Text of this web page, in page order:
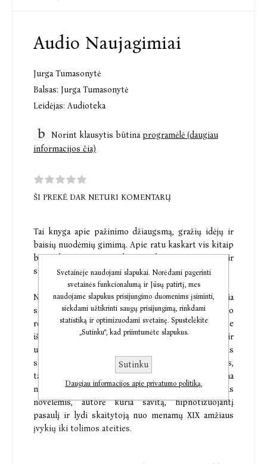
Audio Naujagimiai
Jurga Tumasonytė
Balsas: Jurga Tumasonytė
Leidėjas: Audioteka
Norint klausytis būtinaprogramėlė (daugiau
informacijos čia)
ŠI PREKĖ DAR NETURI KOMENTARŲ
Tai knyga apie pažinimo džiaugsmą, gražių idėjų ir
baisių nuodėmių gimimą. Apie ratu kaskart vis kitaip
besisukančią istoriją, karą, vaikystę, motinystę, ir
stiprų troškimą gyventi.
Novelių romanas „Naujagimiai" – aiškiai išsiskiria
savita pasaulio vizija, ryškiais personažais, magiškojo
realizmo elementais. Nekasdieniškame kontekste
išryškėja asmeninės dramos, ribinės patirtys ir
užburiantys, įtraukiantys vaizdai. Realistinis
sluoksnis čia maišomas drauge su antgamtiniais,
tautosakiniais, istoriniais sluoksniais. Kiekviena
novelė turi vienokią ar kitokią jungtį su kitomis
novelėmis, autorė kuria savitą, hipnotizuojantį
pasaulį ir lydi skaitytoją nuo menamų XIX amžiaus
įvykių iki tolimos ateities.
Svetainėje naudojami slapukai. Norėdami pagerinti
svetainės funkcionalumą ir Jūsų patirtį, mes
naudojame slapukus prisijungimo duomenims įsiminti,
siekdami užtikrinti saugų prisijungimą, rinkdami
statistiką ir optimizuodami svetainę. Spustelėkite
„Sutinku“, kad priimtumėte slapukus.
Sutinku
Daugiau informacijos apie privatumo politiką.